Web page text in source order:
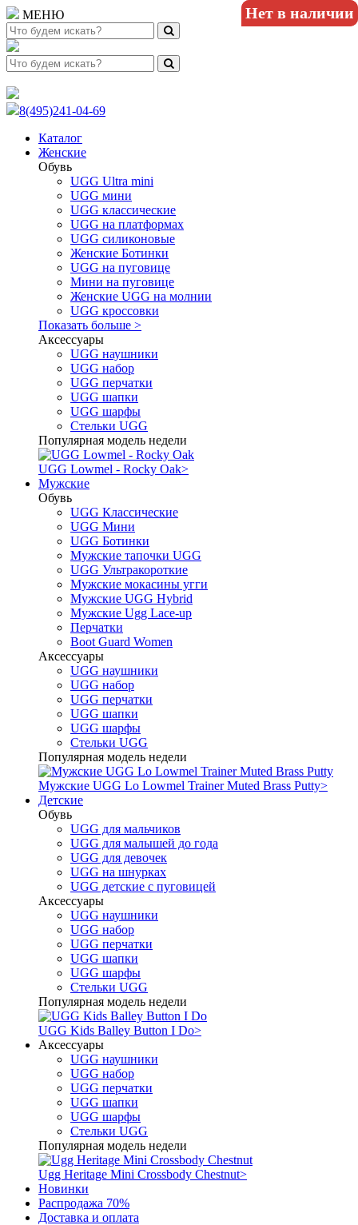
МЕНЮ
8(495)241-04-69
Каталог
Женские
Обувь
UGG Ultra mini
UGG мини
UGG классические
UGG на платформах
UGG силиконовые
Женские Ботинки
UGG на пуговице
Мини на пуговице
Женские UGG на молнии
UGG кроссовки
Показать больше >
Аксессуары
UGG наушники
UGG набор
UGG перчатки
UGG шапки
UGG шарфы
Стельки UGG
Популярная модель недели
UGG Lowmel - Rocky Oak>
Мужские
Обувь
UGG Классические
UGG Мини
UGG Ботинки
Мужские тапочки UGG
UGG Ультракороткие
Мужские мокасины угги
Мужские UGG Hybrid
Мужские Ugg Lace-up
Перчатки
Boot Guard Women
Аксессуары
UGG наушники
UGG набор
UGG перчатки
UGG шапки
UGG шарфы
Стельки UGG
Популярная модель недели
Мужские UGG Lo Lowmel Trainer Muted Brass Putty>
Детские
Обувь
UGG для мальчиков
UGG для малышей до года
UGG для девочек
UGG на шнурках
UGG детские с пуговицей
Аксессуары
UGG наушники
UGG набор
UGG перчатки
UGG шапки
UGG шарфы
Стельки UGG
Популярная модель недели
UGG Kids Balley Button I Do>
Аксессуары
UGG наушники
UGG набор
UGG перчатки
UGG шапки
UGG шарфы
Стельки UGG
Популярная модель недели
Ugg Heritage Mini Crossbody Chestnut>
Новинки
Распродажа 70%
Доставка и оплата
Нет в наличии
Нет в наличии